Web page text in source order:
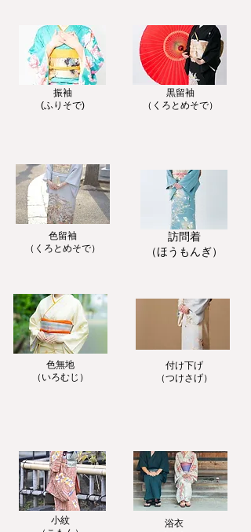
​振袖
(ふりそで)
黒留袖
​（くろとめそで）
色留袖
​（くろとめそで）
訪問着
​（ほうもんぎ）
色無地
​（いろむじ）
付け下げ
​（つけさげ）
小紋
浴衣